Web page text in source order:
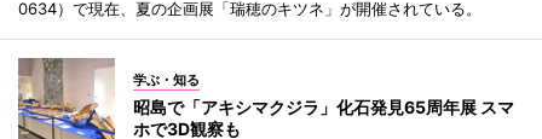
0634）で現在、夏の企画展「瑞穂のキツネ」が開催されている。
学ぶ・知る
昭島で「アキシマクジラ」化石発見65周年展 スマ
ホで3D観察も